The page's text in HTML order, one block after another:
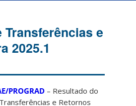
Transferências e
2025.1
PROGRAD – Resultado do
e Retornos